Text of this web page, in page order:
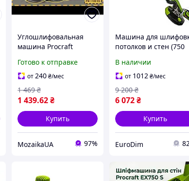
Углошлифовальная
машина Procraft
компактная и
производительная
болгарка для резки и
шлифовки
Готово к отправке
от240₴/мес
1 439.62₴
1 469 ₴
Купить
MozaikaUA 97%
Машина для
потолков и стен (750
PROCRAFT EX750,
Электрошлифовальная
машина
В наличии
от 1012₴/мес
6 072₴
9 200 ₴
Купить
EuroDim